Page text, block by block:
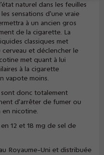
naturel dans les feuilles
sensations d'une vraie
à un ancien gros
de la cigarette. La
classiques met
cerveau et déclencher le
met quant à lui
à la cigarette
vapote moins.
sont donc totalement
d'arrêter de fumer ou
nicotine.
12 et 18 mg de sel de
Royaume-Uni et distribuée